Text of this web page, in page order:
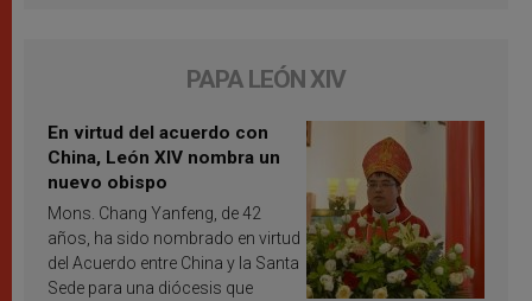
PAPA LEÓN XIV
En virtud del acuerdo con
China, León XIV nombra un
nuevo obispo
Mons. Chang Yanfeng, de 42
años, ha sido nombrado en virtud
del Acuerdo entre China y la Santa
Sede para una diócesis que